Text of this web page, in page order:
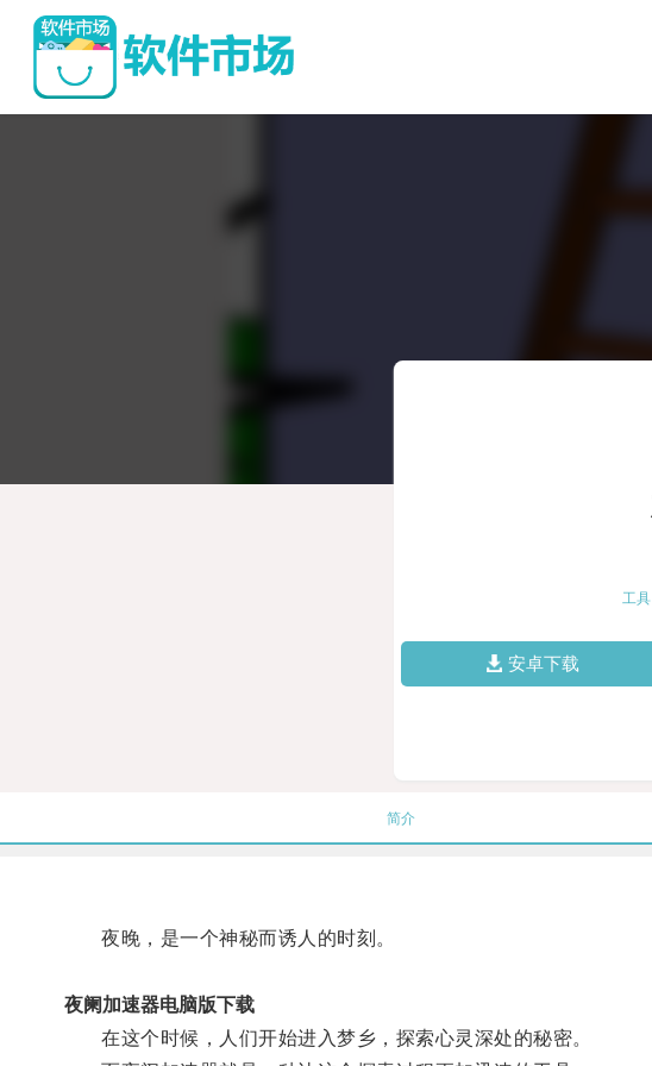
工具
安卓下载
简介
夜晚，是一个神秘而诱人的时刻。
夜阑加速器电脑版下载
在这个时候，人们开始进入梦乡，探索心灵深处的秘密。